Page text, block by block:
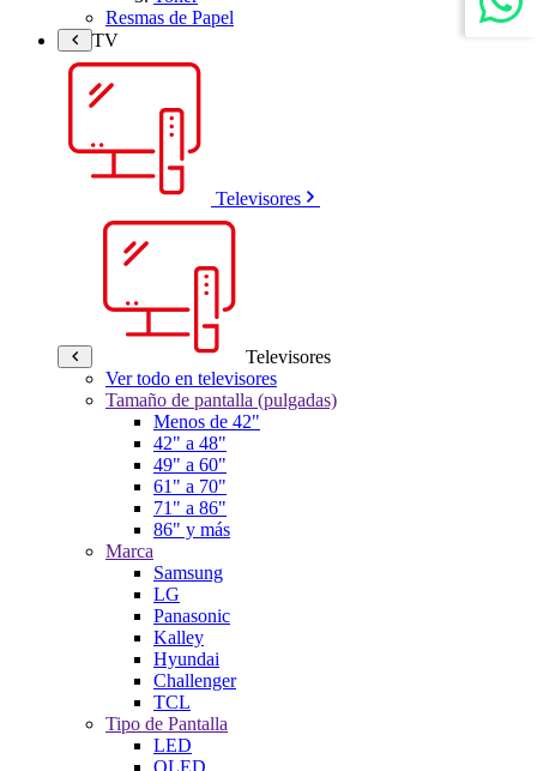
Resmas de Papel
TV
Televisores
Televisores
Ver todo en televisores
Tamaño de pantalla (pulgadas)
Menos de 42"
42" a 48"
49" a 60"
61" a 70"
71" a 86"
86" y más
Marca
Samsung
LG
Panasonic
Kalley
Hyundai
Challenger
TCL
Tipo de Pantalla
LED
OLED